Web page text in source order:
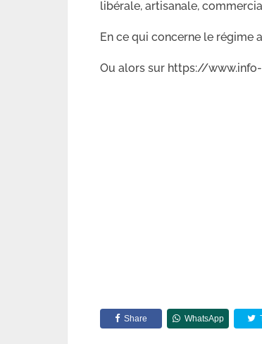
libérale, artisanale,
En ce qui concerne le régime
Ou alors sur https://
Share WhatsApp